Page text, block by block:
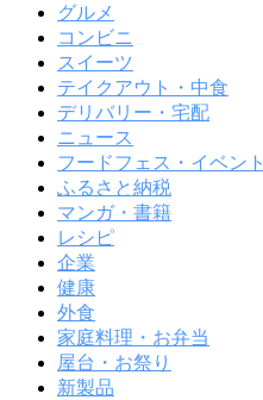
グルメ
コンビニ
スイーツ
テイクアウト・中食
デリバリー・宅配
ニュース
フードフェス・イベント
ふるさと納税
マンガ・書籍
レシピ
企業
健康
外食
家庭料理・お弁当
屋台・お祭り
新製品